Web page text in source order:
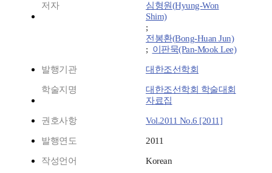
저자
심형원(Hyung-Won
Shim)
;
전봉환(Bong-Huan Jun)
; 이판묵(Pan-Mook Lee)
발행기관 대한조선학회
학술지명
대한조선학회 학술대회
자료집
권호사항 Vol.2011 No.6 [2011]
발행연도 2011
작성언어 Korean